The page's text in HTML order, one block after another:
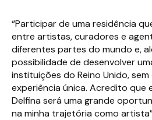
“Participar de uma residência
entre artistas, curadores e
diferentes partes do mundo e,
possibilidade de desenvolver
instituições do Reino Unido,
experiência única. Acredito que
Delfina será uma grande
na minha trajetória como